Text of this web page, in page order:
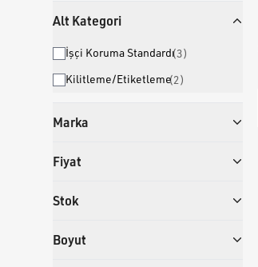
Alt Kategori
İşçi Koruma Standardı(3)
Kilitleme/Etiketleme(2)
Marka
Fiyat
Stok
Boyut